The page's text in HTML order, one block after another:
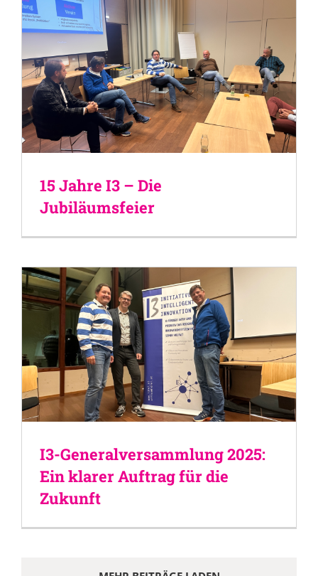
15 Jahre I3 – Die
Jubiläumsfeier
I3-Generalversammlung 2025:
Ein klarer Auftrag für die
Zukunft